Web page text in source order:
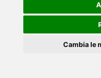
Cambia le